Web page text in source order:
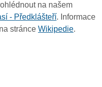
na našem
- Předklášteří. Informace
stránce Wikipedie.